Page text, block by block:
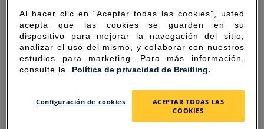
SORRY FOR THE
INCONVENIENCE
Al hacer clic en “Aceptar todas las cookies”, usted
acepta que las cookies se guarden en su
dispositivo para mejorar la navegación del sitio,
analizar el uso del mismo, y colaborar con nuestros
estudios para marketing. Para más información,
consulte la Política de privacidad de Breitling.
Configuración de cookies
ACEPTAR TODAS LAS
COOKIES